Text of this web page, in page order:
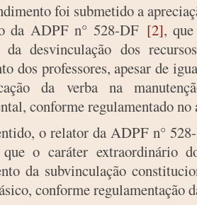
foi submetido a
da ADPF n° 528-DF [2],
da desvinculação dos
dos professores, apesar de
da verba na
conforme regulamentado
o relator da ADPF n°
o caráter extraordinário
da subvinculação
conforme regulamentação